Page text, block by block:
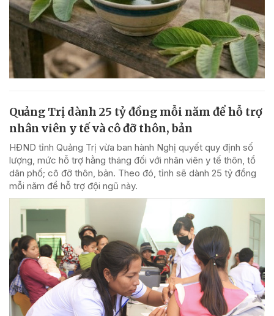
Quảng Trị dành 25 tỷ đồng mỗi năm để hỗ trợ
nhân viên y tế và cô đỡ thôn, bản
HĐND tỉnh Quảng Trị vừa ban hành Nghị quyết quy định số
lượng, mức hỗ trợ hằng tháng đối với nhân viên y tế thôn, tổ
dân phố; cô đỡ thôn, bản. Theo đó, tỉnh sẽ dành 25 tỷ đồng
mỗi năm để hỗ trợ đội ngũ này.